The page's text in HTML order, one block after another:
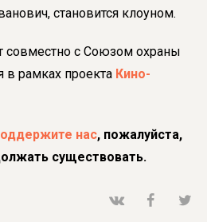
становится клоуном.
совместно с Союзом охраны
в рамках проекта Кино-
нас, пожалуйста,
существовать.